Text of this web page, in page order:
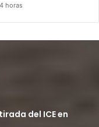
horas
del ICE en